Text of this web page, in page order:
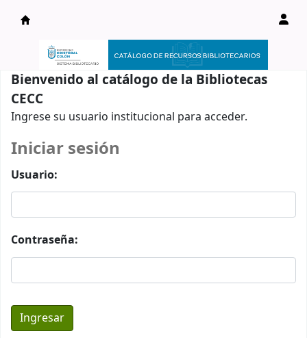
Catálogo en línea
Bienvenido al catálogo de la Bibliotecas
CECC
Ingrese su usuario institucional para acceder.
Iniciar sesión
Usuario:
Contraseña: